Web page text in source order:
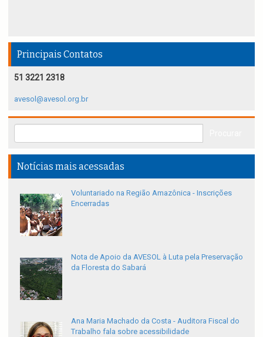
Principais Contatos
51 3221 2318
avesol@avesol.org.br
Notícias mais acessadas
Voluntariado na Região Amazônica - Inscrições
Encerradas
Nota de Apoio da AVESOL à Luta pela Preservação
da Floresta do Sabará
Ana Maria Machado da Costa - Auditora Fiscal do
Trabalho fala sobre acessibilidade